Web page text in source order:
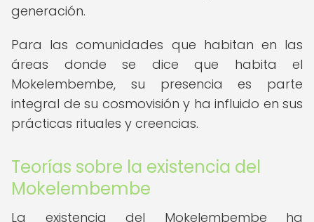
generación.
Para las comunidades que habitan en las
áreas donde se dice que habita el
Mokelembembe, su presencia es parte
integral de su cosmovisión y ha influido en sus
prácticas rituales y creencias.
Teorías sobre la existencia del
Mokelembembe
La existencia del Mokelembembe ha